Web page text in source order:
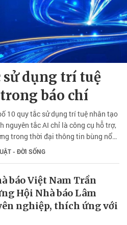
sử dụng trí tuệ
báo chí
10 quy tắc sử dụng trí tuệ nhân tạo
nguyên tắc AI chỉ là công cụ hỗ trợ,
trong thời đại thông tin bùng nổ
hiện nay.- ĐỜI SỐNG
báo Việt Nam Trần
Hội Nhà báo Lâm
nghiệp, thích ứng với